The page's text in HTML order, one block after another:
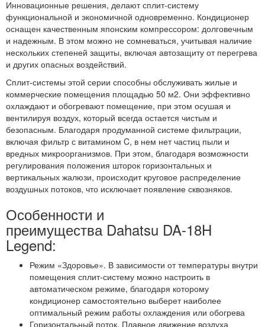
Инновационные решения, делают сплит-систему
функциональной и экономичной одновременно. Кондиционер
оснащен качественным японским компрессором: долговечным
и надежным. В этом можно не сомневаться, учитывая наличие
нескольких степеней защиты, включая автозащиту от перегрева
и других опасных воздействий.
Сплит-системы этой серии способны обслуживать жилые и
коммерческие помещения площадью 50 м2. Они эффективно
охлаждают и обогревают помещение, при этом осушая и
вентилируя воздух, который всегда остается чистым и
безопасным. Благодаря продуманной системе фильтрации,
включая фильтр с витамином C, в нем нет частиц пыли и
вредных микроорганизмов. При этом, благодаря возможности
регулирования положения шторок горизонтальных и
вертикальных жалюзи, происходит круговое распределение
воздушных потоков, что исключает появление сквозняков.
Особенности и
преимущества Dahatsu DA-18H
Legend:
Режим «Здоровье». В зависимости от температуры внутри
помещения сплит-систему можно настроить в
автоматическом режиме, благодаря которому
кондиционер самостоятельно выберет наиболее
оптимальный режим работы охлаждения или обогрева
Горизонтальный поток. Плавное движение воздуха